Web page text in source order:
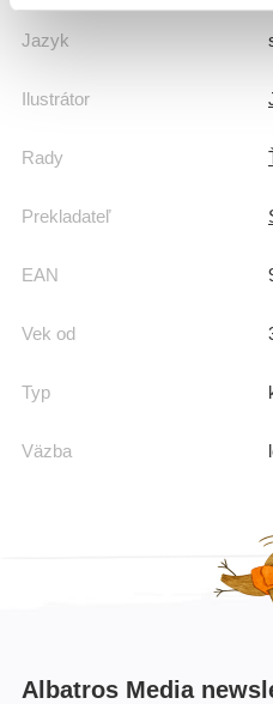
Jazyk
Ilustrátor
Rady
Prekladateľ
EAN
Vek od
Typ
Väzba
Albatros Media